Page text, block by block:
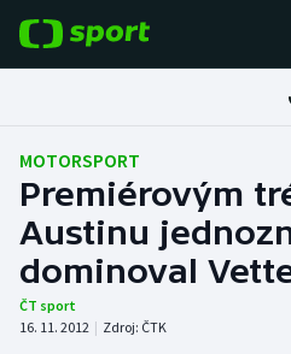
Fotbal
Hokej
Tenis
Atletika
MOTORSPORT
Premiérovým
Austinu
dominoval
ČT sport
16. 11. 2012 | Zdroj: ČTK